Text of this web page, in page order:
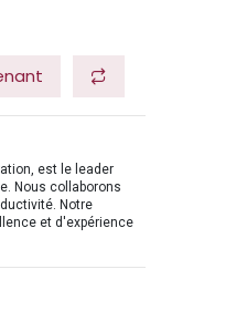
est le leader
Nous collaborons
Notre
et d'expérience